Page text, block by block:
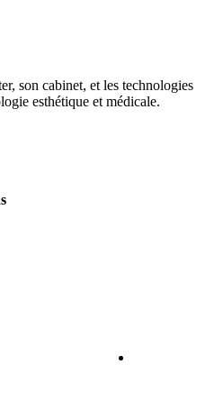
son cabinet, et les technologies
esthétique et médicale.